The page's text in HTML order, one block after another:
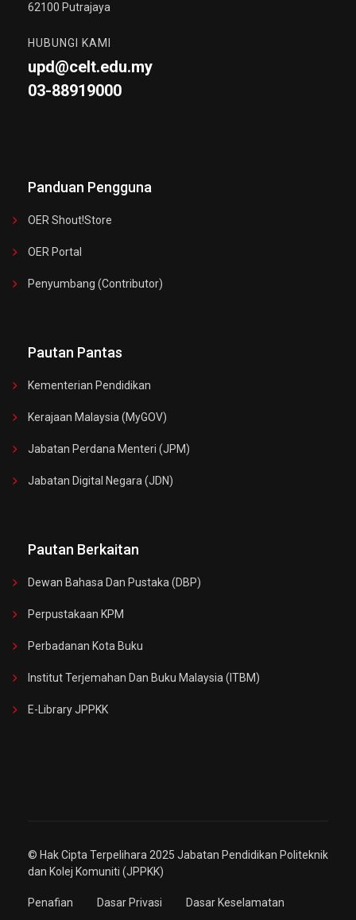
62100 Putrajaya
HUBUNGI KAMI
upd@celt.edu.my
03-88919000
Panduan Pengguna
OER Shout!store
OER Portal
Penyumbang (Contributor)
Pautan Pantas
Kementerian Pendidikan
Kerajaan Malaysia (MyGOV)
Jabatan Perdana Menteri (JPM)
Jabatan Digital Negara (JDN)
Pautan Berkaitan
Dewan Bahasa Dan Pustaka (DBP)
Perpustakaan KPM
Perbadanan Kota Buku
Institut Terjemahan Dan Buku Malaysia (ITBM)
E-Library JPPKK
© Hak Cipta Terpelihara 2025 Jabatan Pendidikan Politeknik
dan Kolej Komuniti (JPPKK)
Penafian Dasar Privasi Dasar Keselamatan